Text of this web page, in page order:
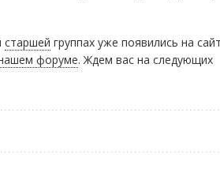
старшей группах уже появились на
форуме. Ждем вас на следующих